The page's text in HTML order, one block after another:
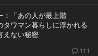
：「あの人が最上階
ワマン暮らしに浮かれる
えない秘密
111